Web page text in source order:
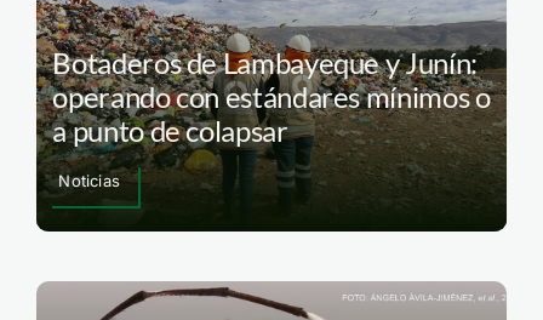
Botaderos de Lambayeque y Junín:
operando con estándares mínimos o
a punto de colapsar
Noticias